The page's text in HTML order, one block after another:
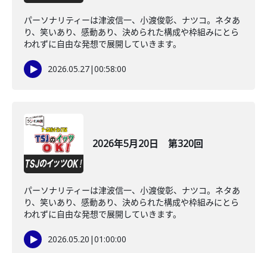
パーソナリティーは津波信一、小渡俊彰、ナツコ。ネタあ
り、笑いあり、感動あり、決められた構成や枠組みにとら
われずに自由な発想で展開していきます。
2026.05.27|00:58:00
2026年5月20日 第320回
パーソナリティーは津波信一、小渡俊彰、ナツコ。ネタあ
り、笑いあり、感動あり、決められた構成や枠組みにとら
われずに自由な発想で展開していきます。
2026.05.20 |01:00:00